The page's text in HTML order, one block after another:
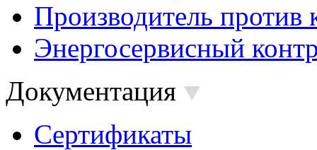
Производитель против
Энергосервисный
Документация
Сертификаты